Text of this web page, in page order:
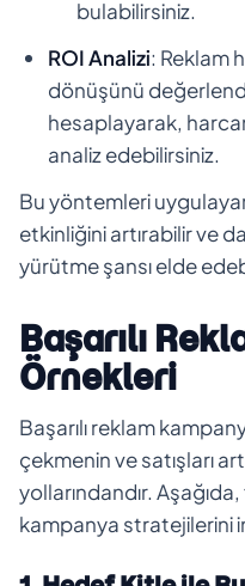
bulabilirsiniz.
ROI Analizi: Reklam
dönüşünü
hesaplayarak,
analiz edebilirsiniz.
Bu yöntemleri
etkinliğini artırabilir ve
yürütme şansı elde
Başarılı
Örnekleri
Başarılı reklam
çekmenin ve satışları
yollarındandır.
kampanya stratejilerini